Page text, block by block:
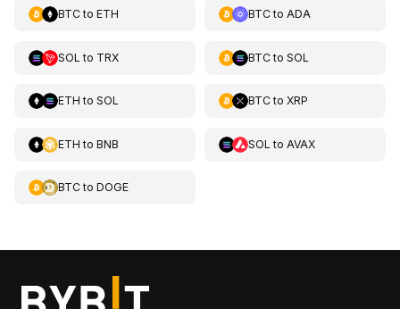
BTCto ETH BTCto ADA
SOL to TRX BTCto SOL
ETH to SOL BTCto XRP
ETH to BNB SOL to AVAX
BTCto DOGE